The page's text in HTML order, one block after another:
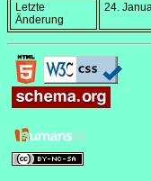
Letzte
Änderung
24.